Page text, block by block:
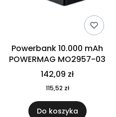
Powerbank 10.000 mAh
POWERMAG MO2957-03
142,09 zł
115,52 zł
Do koszyka